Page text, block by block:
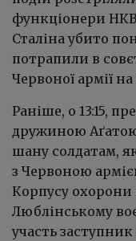
функціонери
Сталіна убито
потрапили в
Червоної армії
Раніше, о 13:15,
дружиною
шану солдатам,
з Червоною
Корпусу охорони
Люблінському
участь